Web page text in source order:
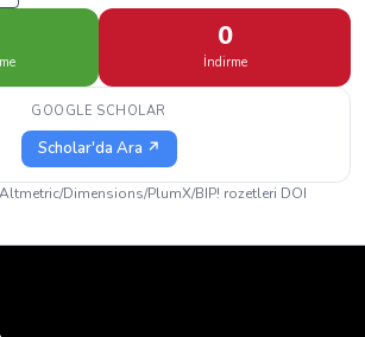
0
İndirme
GOOGLE SCHOLAR
Scholar'da Ara ↗
Dimensions/PlumX/BIP! rozetleri DOI